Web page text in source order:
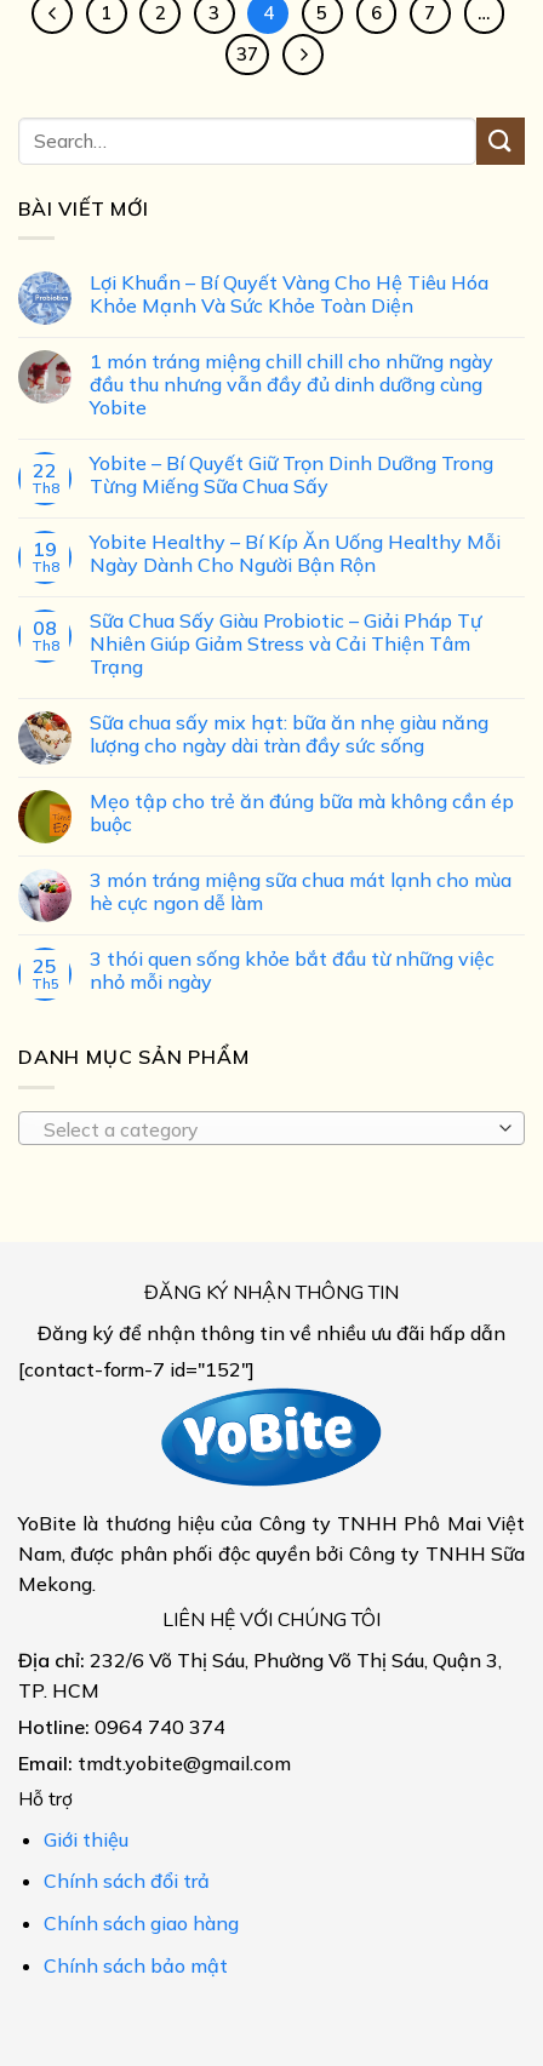
1 2 3 4 5 6 7
…
37
BÀI VIẾT MỚI
Lợi Khuẩn – Bí Quyết Vàng Cho Hệ Tiêu Hóa
Khỏe Mạnh Và Sức Khỏe Toàn Diện
1 món tráng miệng chill chill cho những ngày
đầu thu nhưng vẫn đầy đủ dinh dưỡng cùng
Yobite
22
Th8
Yobite – Bí Quyết Giữ Trọn Dinh Dưỡng Trong
Từng Miếng Sữa Chua Sấy
19
Th8
Yobite Healthy – Bí Kíp Ăn Uống Healthy Mỗi
Ngày Dành Cho Người Bận Rộn
08
Th8
Sữa Chua Sấy Giàu Probiotic – Giải Pháp Tự
Nhiên Giúp Giảm Stress và Cải Thiện Tâm
Trạng
Sữa chua sấy mix hạt: bữa ăn nhẹ giàu năng
lượng cho ngày dài tràn đầy sức sống
Mẹo tập cho trẻ ăn đúng bữa mà không cần ép
buộc
3 món tráng miệng sữa chua mát lạnh cho mùa
hè cực ngon dễ làm
25
Th5
3 thói quen sống khỏe bắt đầu từ những việc
nhỏ mỗi ngày
DANH MỤC SẢN PHẨM
Select a category
ĐĂNG KÝ NHẬN THÔNG TIN
Đăng ký để nhận thông tin về nhiều ưu đãi hấp dẫn
[contact-form-7 id="152"]
YoBite là thương hiệu của Công ty TNHH Phô Mai Việt
Nam, được phân phối độc quyền bởi Công ty TNHH Sữa
Mekong.
LIÊN HỆ VỚI CHÚNG TÔI
Địa chỉ: 232/6 Võ Thị Sáu, Phường Võ Thị Sáu, Quận 3,
TP. HCM
Hotline: 0964 740 374
Email: tmdt.yobite@gmail.com
Hỗ trợ
Giới thiệu
Chính sách đổi trả
Chính sách giao hàng
Chính sách bảo mật